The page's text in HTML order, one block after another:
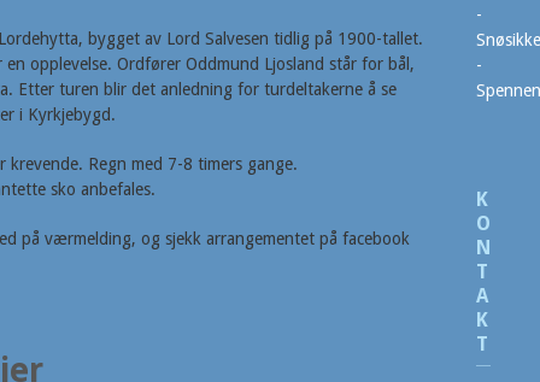
bygget av Lord Salvesen tidlig på 1900-tallet.
opplevelse. Ordfører Oddmund Ljosland står for bål,
Etter turen blir det anledning for turdeltakerne å se
i Kyrkjebygd.
krevende. Regn med 7-8 timers gange.
sko anbefales.
på værmelding, og sjekk arrangementet på facebook
-
-
K
O
N
T
A
K
T